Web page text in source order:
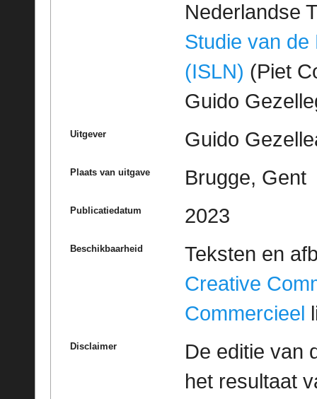
Nederlandse
Studie van de
(ISLN) (Piet
Guido
Uitgever Guido
Plaats van uitgave Brugge, Gent
Publicatiedatum 2023
Beschikbaarheid
Teksten en
Creative
Commercieel
Disclaimer
De editie van
het resultaat